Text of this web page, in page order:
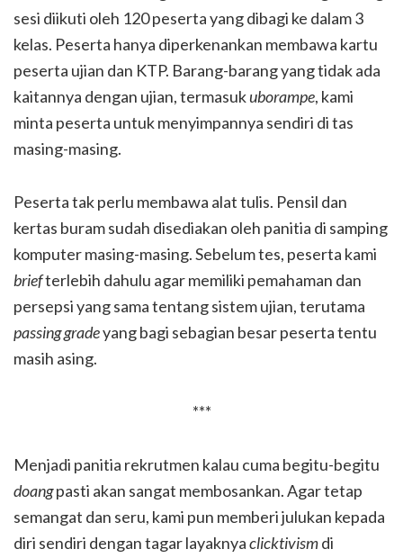
sesi diikuti oleh 120 peserta yang dibagi ke dalam 3
kelas. Peserta hanya diperkenankan membawa kartu
peserta ujian dan KTP. Barang-barang yang tidak ada
kaitannya dengan ujian, termasukuborampe, kami
minta peserta untuk menyimpannya sendiri di tas
masing-masing.
Peserta tak perlu membawa alat tulis. Pensil dan
kertas buram sudah disediakan oleh panitia di samping
komputer masing-masing. Sebelum tes, peserta kami
briefterlebih dahulu agar memiliki pemahaman dan
persepsi yang sama tentang sistem ujian, terutama
passing gradeyang bagi sebagian besar peserta tentu
masih asing.
***
Menjadi panitia rekrutmen kalau cuma begitu-begitu
doangpasti akan sangat membosankan. Agar tetap
semangat dan seru, kami pun memberi julukan kepada
diri sendiri dengan tagar layaknyaclicktivismdi